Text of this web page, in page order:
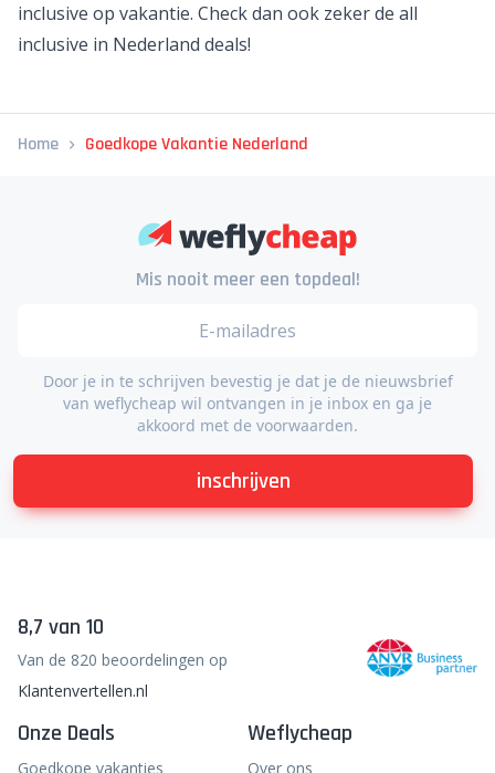
inclusive op vakantie. Check dan ook zeker de all
inclusive in Nederland deals!
Home Goedkope Vakantie Nederland
Mis nooit meer een topdeal!
Door je in te schrijven bevestig je dat je de nieuwsbrief
van weflycheap wil ontvangen in je inbox en ga je
akkoord met de voorwaarden.
inschrijven
8,7 van 10
Van de 820 beoordelingen op
Klantenvertellen.nl
Onze Deals
Goedkope vakanties
Weflycheap
Over ons